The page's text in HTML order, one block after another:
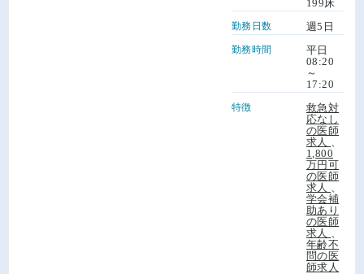
199床
勤務日数 週5日
勤務時間
平日
08:20
～
17:20
特徴
救急対
応なし
の医師
求人
1,800
万円可
の医師
求人
学会補
助あり
の医師
求人
年齢不
問の医
師求人